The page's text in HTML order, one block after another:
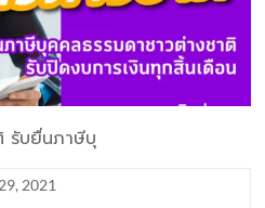
รับยื่นภาษีบุ
2021